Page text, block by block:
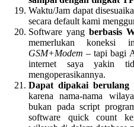
Waktu/Jam dapat
secara default kami
Software yang berbasis
memerlukan koneksi
GSM+Modem – tapi bagi
internet saya yakin
mengoperasikannya.
Dapat dipakai berulang
karena nama-nama
bukan pada script
software quick count